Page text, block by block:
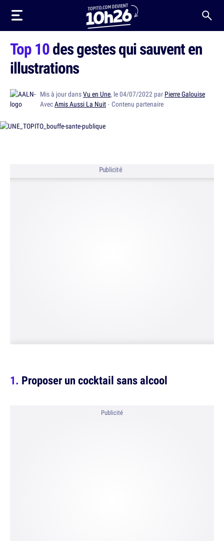
Top 10des gestes qui sauvent en
illustrations
Mis à jour dansVu en Une, le 04/07/2022 par Pierre Galouise
AvecAmis Aussi La Nuit · Contenu partenaire
Publicité
Proposer un cocktail sans alcool
Publicité